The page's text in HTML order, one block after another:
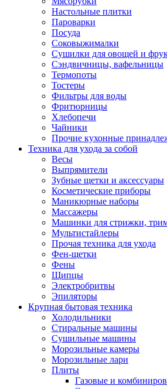
Зависимые
Посудомоечные
Стиральные
Холодильники
Техника для дома
Пылесосы
Утюги
Оверлоки
Настольные
Часы
Машинки для
Сушилки для
Климатическая
Приточно-
Теплый пол
Обогреватели
Тепловые завесы
Тепловые пушки
Увлажнители
Радиаторы
Медицинская техника
Назальные
Настольные плитки
Пароварки
Посуда
Соковыжималки
Сушилки для овощей и
Сэндвичницы, вафельницы
Термопоты
Тостеры
Фильтры для воды
Фритюрницы
Хлебопечи
Чайники
Прочие кухонные
Техника для ухода за собой
Весы
Выпрямители
Зубные щетки и аксессуары
Косметические приборы
Маникюрные наборы
Массажеры
Машинки для стрижки,
Мультистайлеры
Прочая техника для ухода
Фен-щетки
Фены
Щипцы
Электробритвы
Эпиляторы
Крупная бытовая техника
Холодильники
Стиральные машины
Сушильные машины
Морозильные камеры
Морозильные лари
Плиты
Газовые и